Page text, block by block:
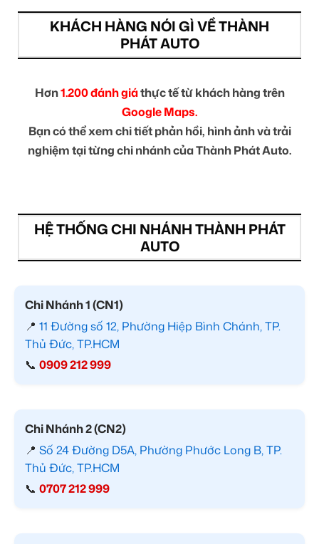
KHÁCH HÀNG NÓI GÌ VỀ THÀNH
PHÁT AUTO
Hơn1.200 đánh giáthực tế từ khách hàng trên
Google Maps.
Bạn có thể xem chi tiết phản hồi, hình ảnh và trải
nghiệm tại từng chi nhánh của Thành Phát Auto.
HỆ THỐNG CHI NHÁNH THÀNH PHÁT
AUTO
Chi Nhánh 1 (CN1)
📍 11 Đường số 12, Phường Hiệp Bình Chánh, TP.
Thủ Đức, TP.HCM
📞 0909 212 999
Chi Nhánh 2 (CN2)
📍 Số 24 Đường D5A, Phường Phước Long B, TP.
Thủ Đức, TP.HCM
📞 0707 212 999